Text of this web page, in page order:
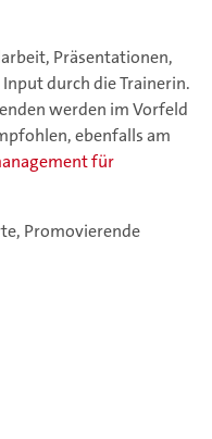
Präsentationen,
durch die Trainerin.
werden im Vorfeld
ebenfalls am
für
Promovierende